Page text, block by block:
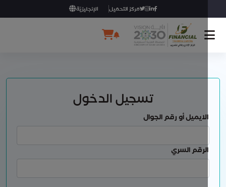
مركز التحميل الإنجليزيّة
تسجيل الدخول
الايميل أو رقم الجوال
الرقم السري